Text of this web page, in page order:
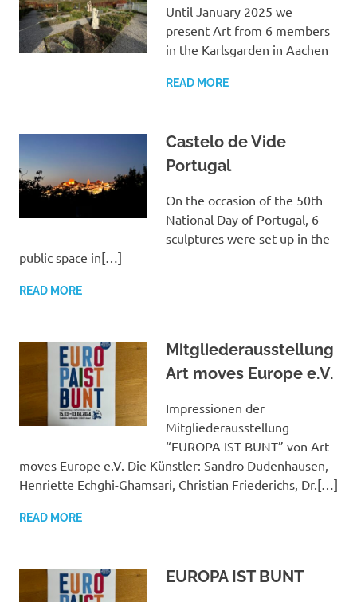
Until January 2025 we
present Art from 6 members
in the Karlsgarden in Aachen
READ MORE
Castelo de Vide
Portugal
On the occasion of the 50th
National Day of Portugal, 6
sculptures were set up in the
public space in[…]
READ MORE
Mitgliederausstellung
Art moves Europe e.V.
Impressionen der
Mitgliederausstellung
“EUROPA IST BUNT” von Art
moves Europe e.V. Die Künstler: Sandro Dudenhausen,
Henriette Echghi-Ghamsari, Christian Friederichs, Dr.[…]
READ MORE
EUROPA IST BUNT